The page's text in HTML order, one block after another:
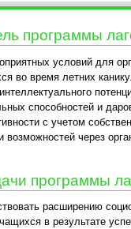
программы
условий для
во время летних
способностей и
с учетом
возможностей через
программы
расширению
в результате